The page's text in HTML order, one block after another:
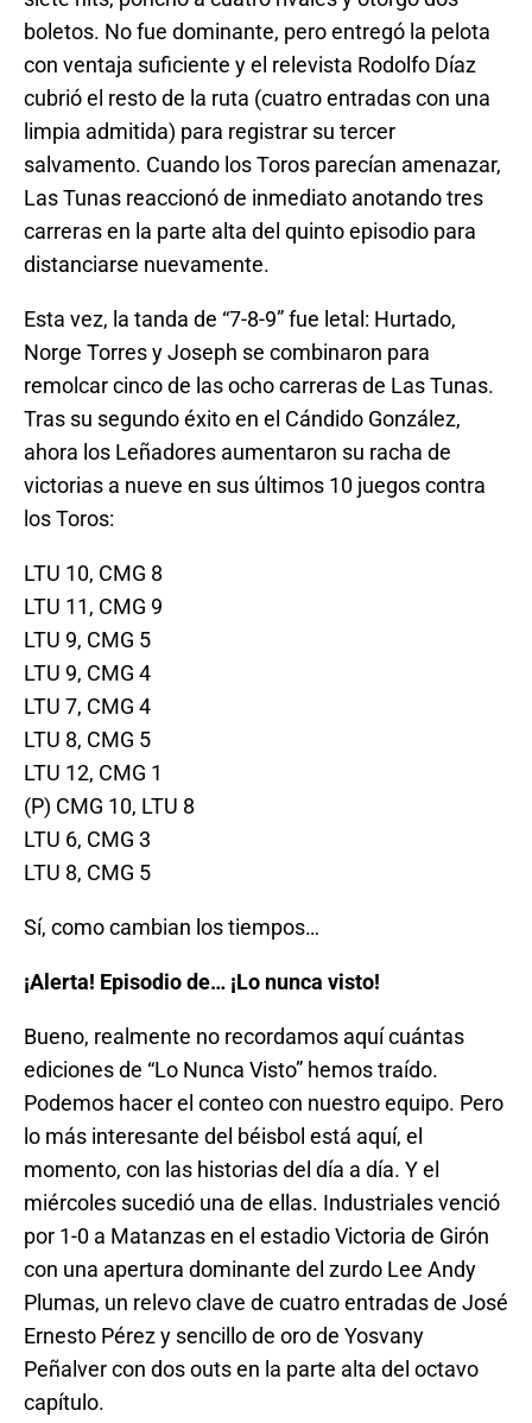
boletos. No fue dominante, pero entregó la pelota
con ventaja suficiente y el relevista Rodolfo Díaz
cubrió el resto de la ruta (cuatro entradas con una
limpia admitida) para registrar su tercer
salvamento. Cuando los Toros parecían amenazar,
Las Tunas reaccionó de inmediato anotando tres
carreras en la parte alta del quinto episodio para
distanciarse nuevamente.
Esta vez, la tanda de “7-8-9” fue letal: Hurtado,
Norge Torres y Joseph se combinaron para
remolcar cinco de las ocho carreras de Las Tunas.
Tras su segundo éxito en el Cándido González,
ahora los Leñadores aumentaron su racha de
victorias a nueve en sus últimos 10 juegos contra
los Toros:
LTU 10, CMG 8
LTU 11, CMG 9
LTU 9, CMG 5
LTU 9, CMG 4
LTU 7, CMG 4
LTU 8, CMG 5
LTU 12, CMG 1
(P) CMG 10, LTU 8
LTU 6, CMG 3
LTU 8, CMG 5
Sí, como cambian los tiempos…
¡Alerta! Episodio de… ¡Lo nunca visto!
Bueno, realmente no recordamos aquí cuántas
ediciones de “Lo Nunca Visto” hemos traído.
Podemos hacer el conteo con nuestro equipo. Pero
lo más interesante del béisbol está aquí, el
momento, con las historias del día a día. Y el
miércoles sucedió una de ellas. Industriales venció
por 1-0 a Matanzas en el estadio Victoria de Girón
con una apertura dominante del zurdo Lee Andy
Plumas, un relevo clave de cuatro entradas de José
Ernesto Pérez y sencillo de oro de Yosvany
Peñalver con dos outs en la parte alta del octavo
capítulo.